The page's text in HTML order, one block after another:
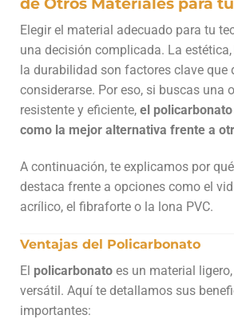
Elegir el material adecuado para tu
una decisión complicada. La
la durabilidad son factores clave que
considerarse. Por eso, si buscas una
resistente y eficiente, el
como la mejor alternativa frente a
A continuación, te explicamos por
destaca frente a opciones como el
acrílico, el fibraforte o la lona PVC.
Ventajas del Policarbonato
El policarbonato es un material
versátil. Aquí te detallamos sus
importantes: